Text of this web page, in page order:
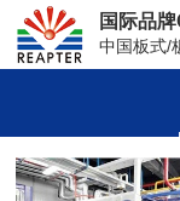
国际品
中国板式/